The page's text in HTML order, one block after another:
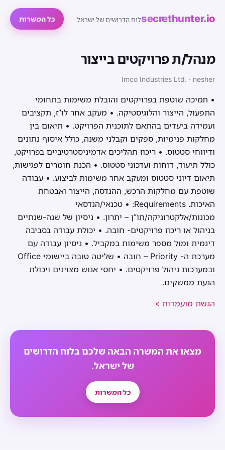
secrethunter.ioלוח הדרושים של ישראל כל המשרות
מנהל/ת פרויקטים בייצור
Imco Industries Ltd. · nesher
• תמיכה שוטפת בפרויקטים והובלת משימות בתחומי
התפעול, הייצור והלוגיסטיקה. • מעקב אחר לו”ז, תקציבים
ועמידה ביעדים בהתאם לתוכנית הפרויקט. • תיאום בין
מחלקות פנימיות, ספקים וקבלני משנה, כולל איסוף נתונים
ודיווחי סטטוס. • ריכוז תהליכים אדמיניסטרטיביים בפרויקט,
כולל תיעוד, דוחות ועדכוני סטטוס. • הכנת חומרים לפגישות,
תיאום דיוני סטטוס ומעקב אחר משימות לביצוע. • עבודה
שוטפת עם מחלקות הרכש, ההנדסה, הייצור ואבטחת
האיכות. Requirements: • טכנאי/הנדסאי
מכונות/אלקטרוניקה/תו”ן – יתרון. • ניסיון של שנה-שנתיים
בניהול או ריכוז פרויקטים- חובה. • יכולת עבודה בסביבה
דינמית ומול מספר משימות במקביל. • ניסיון עבודה עם
מערכת ה- Priority – חובה • שליטה טובה ביישומי Office
ובמערכות ניהול פרויקטים. • יחסי אנוש מצוינים ויכולת
הנעת ממשקים.
הגשת מועמדות »
מצאו את המשרה הבאה שלכם בלוח הדרושים
של ישראל.
כל המשרות